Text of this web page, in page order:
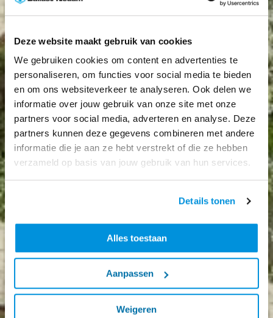
Deze website maakt gebruik van cookies
We gebruiken cookies om content en advertenties te
personaliseren, om functies voor social media te bieden
en om ons websiteverkeer te analyseren. Ook delen we
informatie over jouw gebruik van onze site met onze
partners voor social media, adverteren en analyse. Deze
partners kunnen deze gegevens combineren met andere
informatie die je aan ze hebt verstrekt of die ze hebben
verzameld op basis van jouw gebruik van hun services.
Details tonen
Alles toestaan
Aanpassen
Weigeren